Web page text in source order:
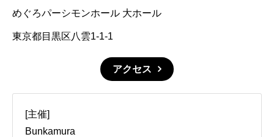
めぐろパーシモンホール 大ホール
東京都目黒区八雲1-1-1
アクセス
[主催]
Bunkamura